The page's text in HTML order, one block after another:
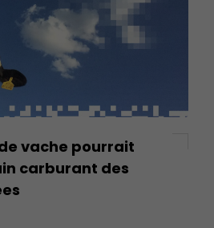
de vache pourrait
carburant des